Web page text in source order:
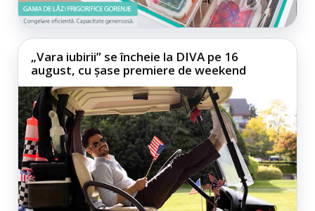
„Vara iubirii” se încheie la DIVA pe 16
august, cu șase premiere de weekend